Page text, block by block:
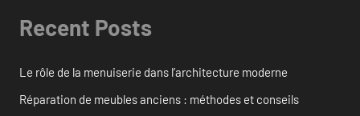
Recent Posts
Le rôle de la menuiserie dans l’architecture moderne
Réparation de meubles anciens : méthodes et conseils